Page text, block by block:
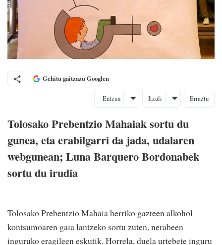
Gehitu gaitzazu Googlen
Entzun Itzuli Erraztu
Tolosako Prebentzio Mahaiak sortu du
gunea, eta erabilgarri da jada, udalaren
webgunean; Luna Barquero Bordonabek
sortu du irudia
Tolosako Prebentzio Mahaia herriko gazteen alkohol
kontsumoaren gaia lantzeko sortu zuten, nerabeen
inguruko eragileen eskutik. Horrela, duela urtebete inguru